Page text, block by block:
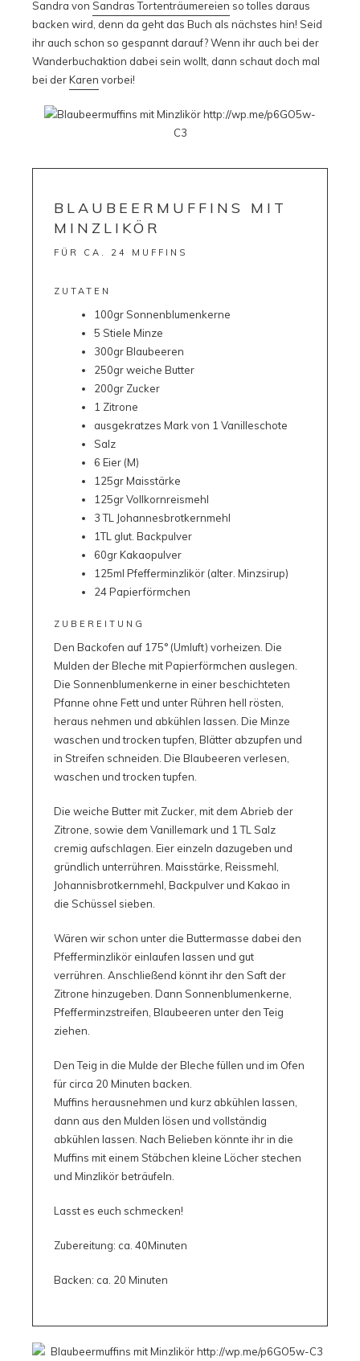
Sandra von Sandras Tortenträumereien so tolles daraus
backen wird, denn da geht das Buch als nächstes hin! Seid
ihr auch schon so gespannt darauf? Wenn ihr auch bei der
Wanderbuchaktion dabei sein wollt, dann schaut doch mal
bei derKaren vorbei!
BLAUBEERMUFFINS MIT
MINZLIKÖR
FÜR CA. 24 MUFFINS
ZUTATEN
100gr Sonnenblumenkerne
5 Stiele Minze
300gr Blaubeeren
250gr weiche Butter
200gr Zucker
1 Zitrone
ausgekratzes Mark von 1 Vanilleschote
Salz
6 Eier (M)
125gr Maisstärke
125gr Vollkornreismehl
3 TL Johannesbrotkernmehl
1TL glut. Backpulver
60gr Kakaopulver
125ml Pfefferminzlikör (alter. Minzsirup)
24 Papierförmchen
ZUBEREITUNG
Den Backofen auf 175° (Umluft) vorheizen. Die
Mulden der Bleche mit Papierförmchen auslegen.
Die Sonnenblumenkerne in einer beschichteten
Pfanne ohne Fett und unter Rühren hell rösten,
heraus nehmen und abkühlen lassen. Die Minze
waschen und trocken tupfen, Blätter abzupfen und
in Streifen schneiden. Die Blaubeeren verlesen,
waschen und trocken tupfen.
Die weiche Butter mit Zucker, mit dem Abrieb der
Zitrone, sowie dem Vanillemark und 1 TL Salz
cremig aufschlagen. Eier einzeln dazugeben und
gründlich unterrühren. Maisstärke, Reissmehl,
Johannisbrotkernmehl, Backpulver und Kakao in
die Schüssel sieben.
Wären wir schon unter die Buttermasse dabei den
Pfefferminzlikör einlaufen lassen und gut
verrühren. Anschließend könnt ihr den Saft der
Zitrone hinzugeben. Dann Sonnenblumenkerne,
Pfefferminzstreifen, Blaubeeren unter den Teig
ziehen.
Den Teig in die Mulde der Bleche füllen und im Ofen
für circa 20 Minuten backen.
Muffins herausnehmen und kurz abkühlen lassen,
dann aus den Mulden lösen und vollständig
abkühlen lassen. Nach Belieben könnte ihr in die
Muffins mit einem Stäbchen kleine Löcher stechen
und Minzlikör beträufeln.
Lasst es euch schmecken!
Zubereitung: ca. 40Minuten
Backen: ca. 20 Minuten